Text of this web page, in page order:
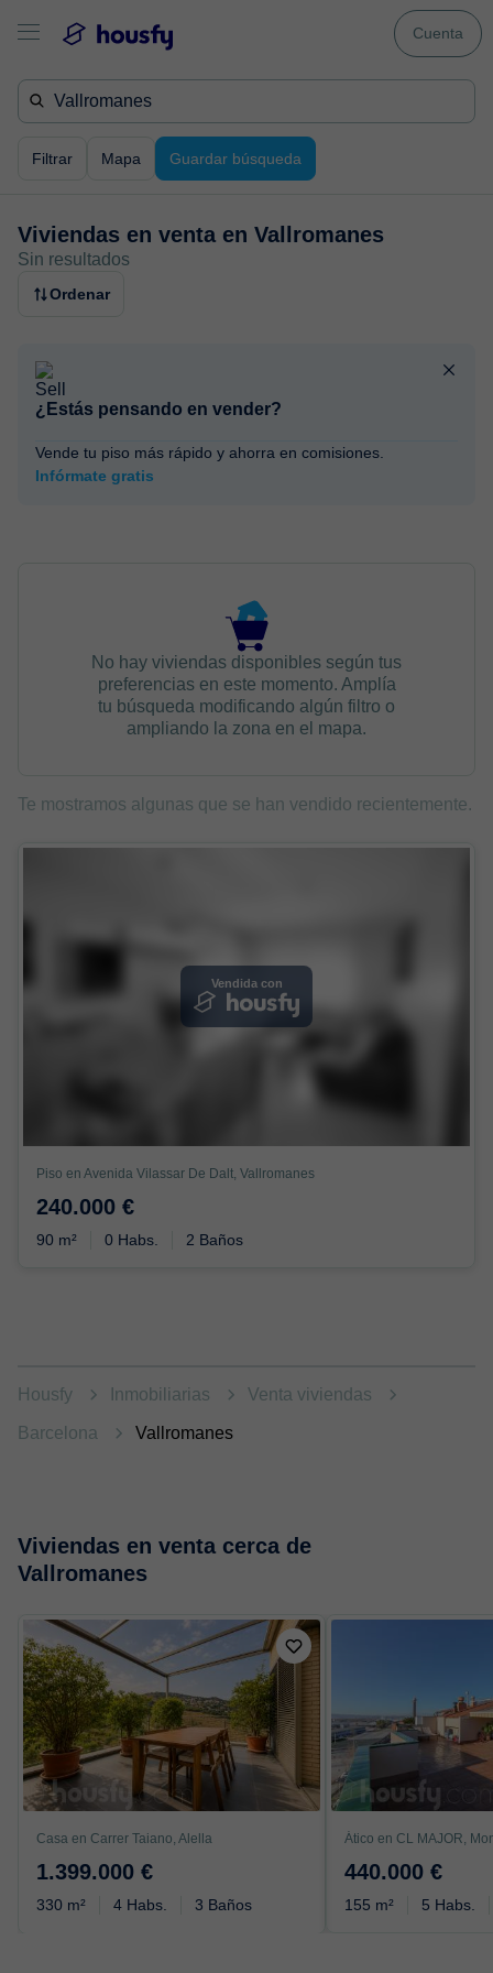
Cuenta
Filtrar Mapa Guardar búsqueda
Viviendas en venta en Vallromanes
Sin resultados
Ordenar
¿Estás pensando en vender?
Vende tu piso más rápido y ahorra en comisiones.
Infórmate gratis
No hay viviendas disponibles según tus
preferencias en este momento. Amplía
tu búsqueda modificando algún filtro o
ampliando la zona en el mapa.
Te mostramos algunas que se han vendido recientemente.
Vendida con
Piso en Avenida Vilassar De Dalt, Vallromanes
240.000 €
90 m² 0 Habs. 2 Baños
Housfy Inmobiliarias Venta viviendas
Barcelona Vallromanes
Viviendas en venta cerca de
Vallromanes
Casa en Carrer Taiano, Alella
1.399.000 €
330 m² 4 Habs. 3 Baños
Ático en CL MAJOR,
440.000 €
155 m² 5 Habs.